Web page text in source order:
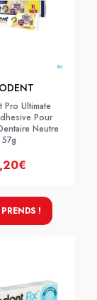
Pro Ultimate
Pour
Neutre
57g
!